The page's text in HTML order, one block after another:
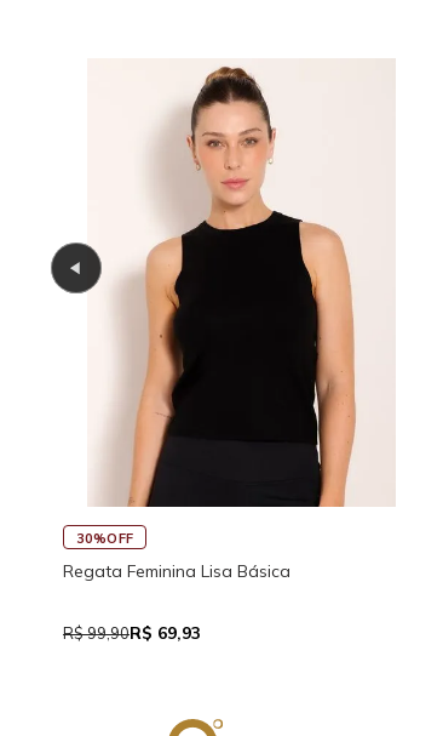
30%OFF
Regata Feminina Lisa Básica
R$ 99,90R$ 69,93